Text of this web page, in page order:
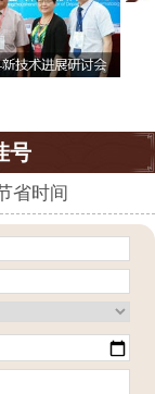
号
省时间